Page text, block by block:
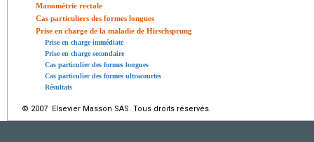
Manométrie rectale
Cas particuliers des formes longues
Prise en charge de la maladie de Hirschsprung
Prise en charge immédiate
Prise en charge secondaire
Cas particulier des formes longues
Cas particulier des formes ultracourtes
Résultats
© 2007 Elsevier Masson SAS. Tous droits réservés.